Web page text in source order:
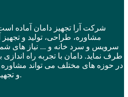
مشاوره، طراحی، تولید و
سرویس و سرد خانه و ... نیاز های
و تجهیز آشپزخانه شما را انجام دهد.